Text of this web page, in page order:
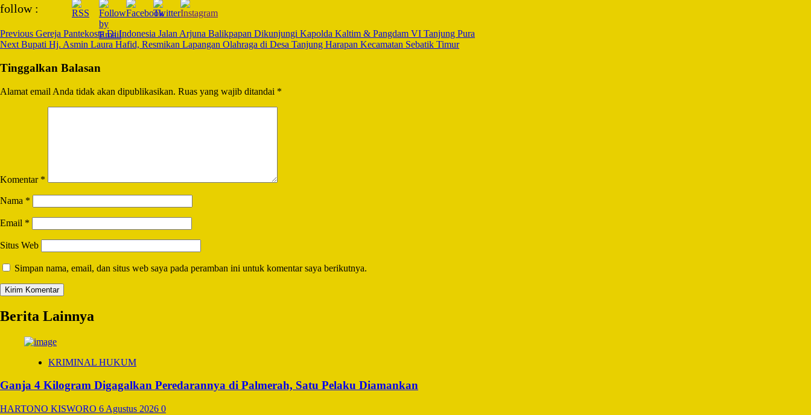
follow :
Navigation
Previous Gereja Pantekosta Di Indonesia Jalan Arjuna Balikpapan Dikunjungi Kapolda Kaltim & Pangdam VI Tanjung Pura
NextBupati Hj. Asmin Laura Hafid, Resmikan Lapangan Olahraga di Desa Tanjung Harapan Kecamatan Sebatik Timur
Tinggalkan Balasan
Alamat email Anda tidak akan dipublikasikan. Ruas yang wajib ditandai *
Komentar *
Nama *
Email *
Situs Web
Simpan nama, email, dan situs web saya pada peramban ini untuk komentar saya berikutnya.
Berita Lainnya
KRIMINAL HUKUM
Ganja 4 Kilogram Digagalkan Peredarannya di Palmerah, Satu Pelaku Diamankan
HARTONO KISWORO 6 Agustus 2026 0